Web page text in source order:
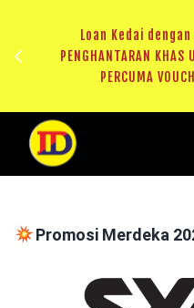
Loan Kedai
PENGHANTARAN
PERCUMA
Promosi Merdeka